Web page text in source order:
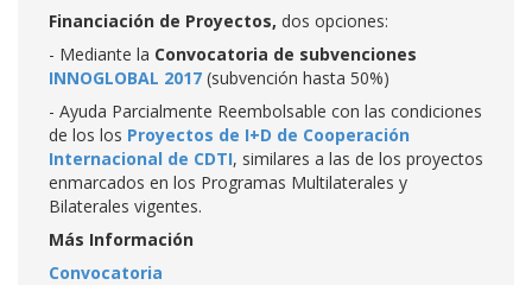
Financiación de Proyectos, dos opciones:
- Mediante la Convocatoria de subvenciones
INNOGLOBAL 2017 (subvención hasta 50%)
- Ayuda Parcialmente Reembolsable con las condiciones
de los los Proyectos de I+D de Cooperación
Internacional de CDTI, similares a las de los proyectos
enmarcados en los Programas Multilaterales y
Bilaterales vigentes.
Más Información
Convocatoria